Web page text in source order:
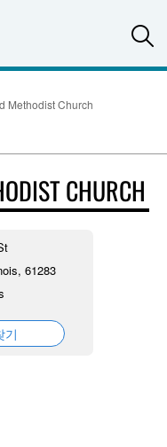
Methodist Church
CHURCH
61283
기